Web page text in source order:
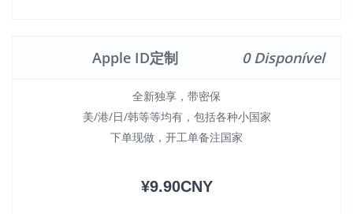
Apple ID定制 0 Disponível
全新独享，带密保
美/港/日/韩等等均有，包括各种小国家
下单现做，开工单备注国家
¥9.90CNY